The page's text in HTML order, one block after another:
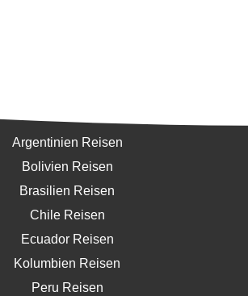
Argentinien Reisen
Bolivien Reisen
Brasilien Reisen
Chile Reisen
Ecuador Reisen
Kolumbien Reisen
Peru Reisen